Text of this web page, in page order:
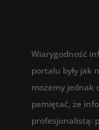
Wiarygodność
portalu były jak
możemy jednak
pamiętać, że
profesjonalistą: